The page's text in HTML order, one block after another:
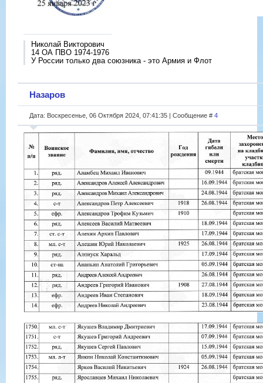
Николай Викторович
14 ОА ПВО 1974-1976
У России только два союзника - это Армия и Флот
Назаров
Дата: Воскресенье, 06 Октября 2024, 07:41:35 | Сообщение # 4